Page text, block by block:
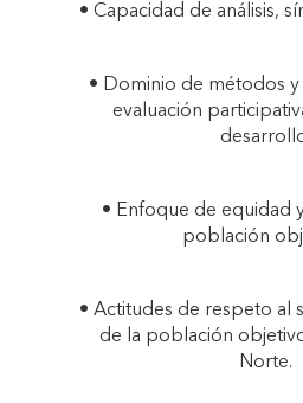
• Capacidad de análisis,
• Dominio de métodos y
evaluación
• Enfoque de equidad
población
• Actitudes de respeto al
de la población
Norte.